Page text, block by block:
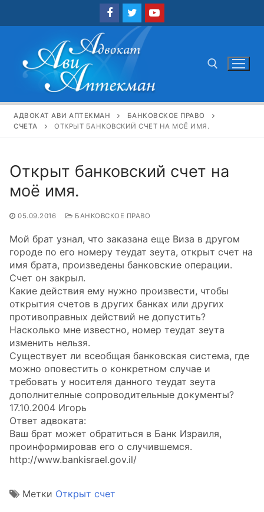
Найти:
АДВОКАТ АВИ АПТЕКМАН
БАНКОВСКОЕ ПРАВО
СЧЕТА
ОТКРЫТ БАНКОВСКИЙ СЧЕТ НА МОЁ ИМЯ.
Открыт банковский счет на
моё имя.
05.09.2016 БАНКОВСКОЕ ПРАВО
Мой брат узнал, что заказана еще Виза в другом
городе по его номеру теудат зеута, открыт счет на
имя брата, произведены банковские операции.
Счет он закрыл.
Какие действия ему нужно произвести, чтобы
открытия счетов в других банках или других
противоправных действий не допустить?
Насколько мне известно, номер теудат зеута
изменить нельзя.
Существует ли всеобщая банковская система, где
можно оповестить о конкретном случае и
требовать у носителя данного теудат зеута
дополнителные сопроводительные документы?
17.10.2004 Игорь
Ответ адвоката:
Ваш брат может обратиться в Банк Израиля,
проинформировав его о случившемся.
http://www.bankisrael.gov.il/
Метки Открыт счет